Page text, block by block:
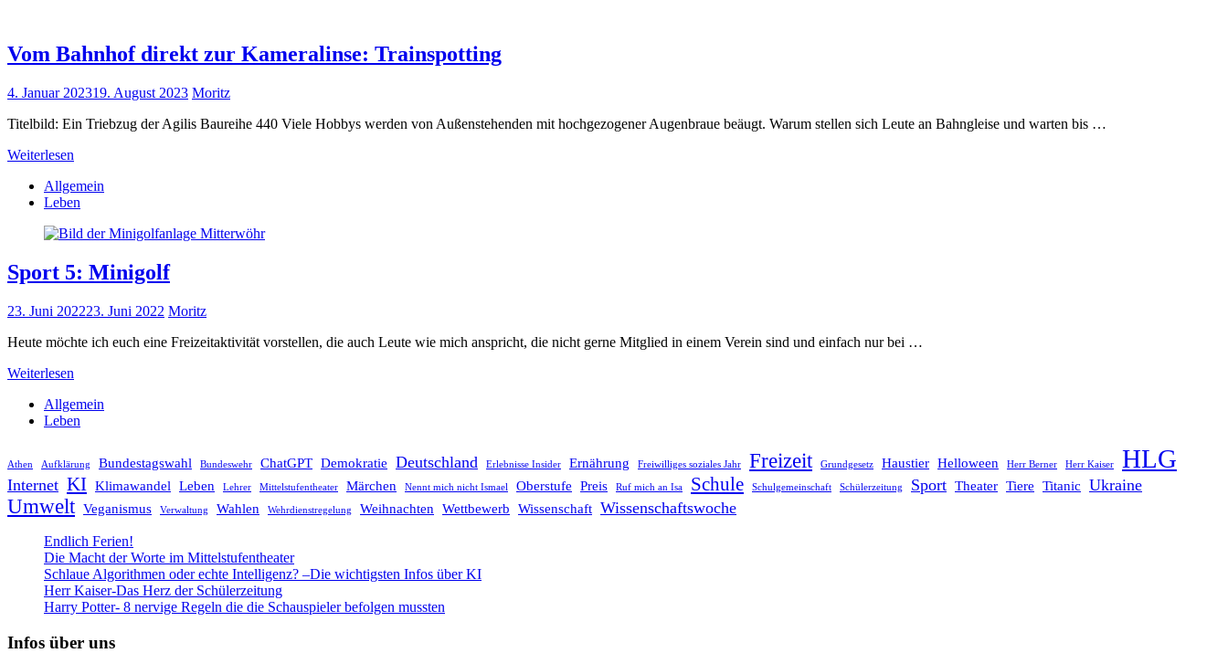
Vom Bahnhof direkt zur Kameralinse: Trainspotting
4. Januar 202319. August 2023 Moritz
Titelbild: Ein Triebzug der Agilis Baureihe 440 Viele Hobbys werden von Außenstehenden mit hochgezogener Augenbraue beäugt. Warum stellen sich Leute an Bahngleise und warten bis …
Weiterlesen
Allgemein
Leben
Sport 5: Minigolf
23. Juni 202223. Juni 2022 Moritz
Heute möchte ich euch eine Freizeitaktivität vorstellen, die auch Leute wie mich anspricht, die nicht gerne Mitglied in einem Verein sind und einfach nur bei …
Weiterlesen
Allgemein
Leben
Athen Aufklärung Bundestagswahl Bundeswehr ChatGPT Demokratie Deutschland Erlebnisse Insider Ernährung Freiwilliges soziales Jahr Freizeit Grundgesetz Haustier Helloween Herr Berner Herr Kaiser HLG
Internet KI Klimawandel Leben Lehrer Mittelstufentheater Märchen Nennt mich nicht Ismael Oberstufe Preis Ruf mich an Isa Schule Schulgemeinschaft Schülerzeitung Sport Theater Tiere Titanic Ukraine
Umwelt Veganismus Verwaltung Wahlen Wehrdienstregelung Weihnachten Wettbewerb Wissenschaft Wissenschaftswoche
Endlich Ferien!
Die Macht der Worte im Mittelstufentheater
Schlaue Algorithmen oder echte Intelligenz? –Die wichtigsten Infos über KI
Herr Kaiser-Das Herz der Schülerzeitung
Harry Potter- 8 nervige Regeln die die Schauspieler befolgen mussten
Infos über uns